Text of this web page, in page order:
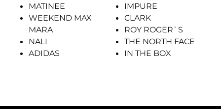
MATINEE
WEEKEND MAX
MARA
NALI
ADIDAS
IMPURE
CLARK
ROY ROGER`S
THE NORTH FACE
IN THE BOX